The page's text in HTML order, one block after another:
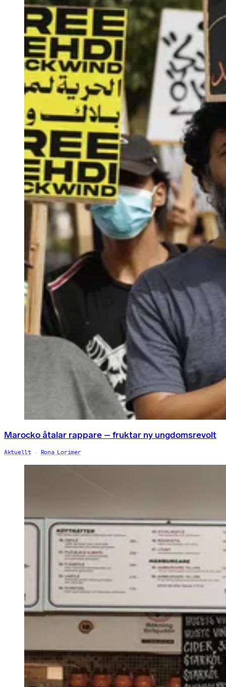
Marocko åtalar rappare – fruktar ny ungdomsrevolt
Aktuellt Rona Lorimer